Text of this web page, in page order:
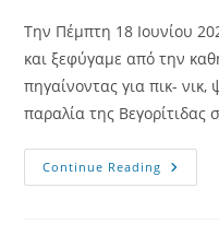
Την Πέμπτη 18 Ιουνίου
και ξεφύγαμε από την
πηγαίνοντας για πικ-
παραλία της Βεγορίτιδας
Continue Reading Πικ
Νικ